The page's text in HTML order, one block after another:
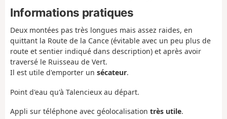
Informations pratiques
Deux montées pas très longues mais assez raides, en
quittant la Route de la Cance (évitable avec un peu plus de
route et sentier indiqué dans description) et après avoir
traversé le Ruisseau de Vert.
Il est utile d'emporter un sécateur.
Point d'eau qu'à Talencieux au départ.
Appli sur téléphone avec géolocalisation très utile.